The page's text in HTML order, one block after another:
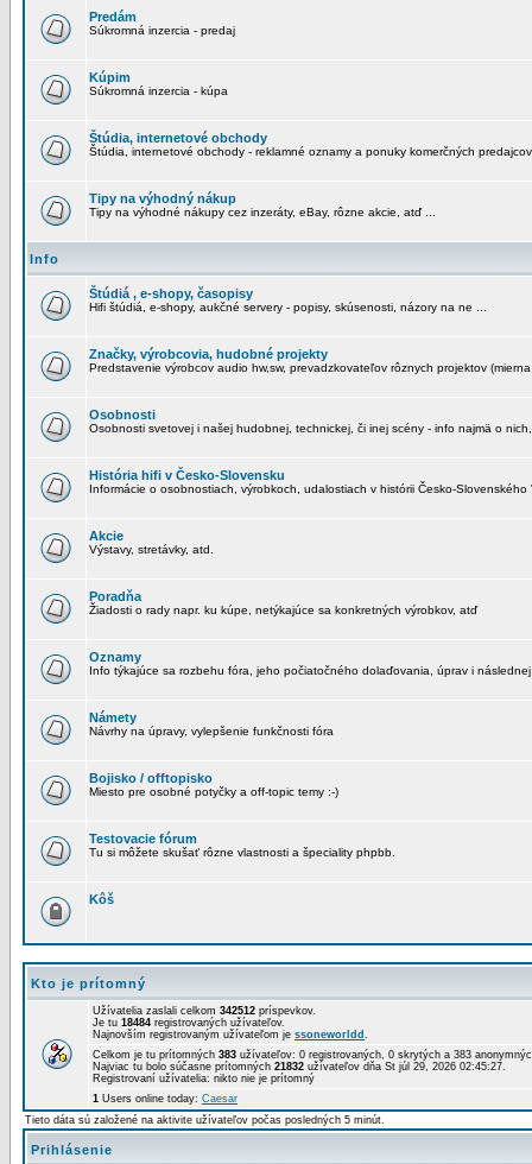
Predám
Súkromná inzercia - predaj
Kúpim
Súkromná inzercia - kúpa
Štúdia, internetové obchody
Štúdia, internetové obchody - reklamné oznamy a ponuky komerčných predajcov
Tipy na výhodný nákup
Tipy na výhodné nákupy cez inzeráty, eBay, rôzne akcie, atď ...
Info
Štúdiá , e-shopy, časopisy
Hifi štúdiá, e-shopy, aukčné servery - popisy, skúsenosti, názory na ne ...
Značky, výrobcovia, hudobné projekty
Predstavenie výrobcov audio hw,sw, prevadzkovateľov rôznych projektov
Osobnosti
Osobnosti svetovej i našej hudobnej, technickej, či inej scény - info najmä o
História hifi v Česko-Slovensku
Informácie o osobnostiach, výrobkoch, udalostiach v histórii Česko-Slovenského
Akcie
Výstavy, stretávky, atd.
Poradňa
Žiadosti o rady napr. ku kúpe, netýkajúce sa konkretných výrobkov, atď
Oznamy
Info týkajúce sa rozbehu fóra, jeho počiatočného dolaďovania, úprav i
Námety
Návrhy na úpravy, vylepšenie funkčnosti fóra
Bojisko / offtopisko
Miesto pre osobné potyčky a off-topic temy :-)
Testovacie fórum
Tu si môžete skušať rôzne vlastnosti a špeciality phpbb.
Kôš
Kto je prítomný
Užívatelia zaslali celkom 342512 príspevkov.
Je tu 18484 registrovaných užívateľov.
Najnovším registrovaným užívateľom je ssoneworldd .
Celkom je tu prítomných 383 užívateľov: 0 registrovaných, 0 skrytých a 383
Najviac tu bolo súčasne prítomných 21832 užívateľov dňa St júl 29, 2026 02:45:27.
Registrovaní užívatelia: nikto nie je prítomný
1 Users online today: Caesar
Tieto dáta sú založené na aktivite užívateľov počas posledných 5 minút.
Prihlásenie